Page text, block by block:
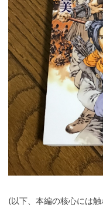
(以下、本編の核心には